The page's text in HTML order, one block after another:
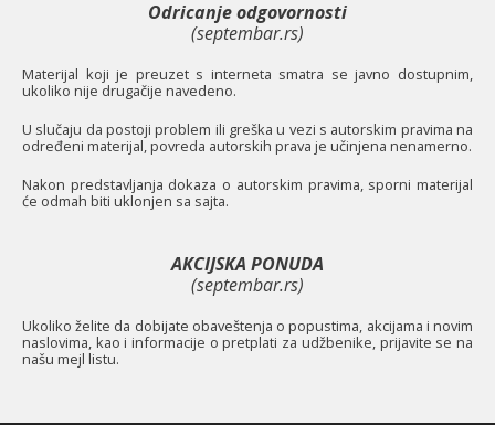
Odricanje odgovornosti
(septembar.rs)
Materijal koji je preuzet s interneta smatra se javno dostupnim,
ukoliko nije drugačije navedeno.
U slučaju da postoji problem ili greška u vezi s autorskim pravima na
određeni materijal, povreda autorskih prava je učinjena nenamerno.
Nakon predstavljanja dokaza o autorskim pravima, sporni materijal
će odmah biti uklonjen sa sajta.
AKCIJSKA PONUDA
(septembar.rs)
Ukoliko želite da dobijate obaveštenja o popustima, akcijama i novim
naslovima, kao i informacije o pretplati za udžbenike, prijavite se na
našu mejl listu.